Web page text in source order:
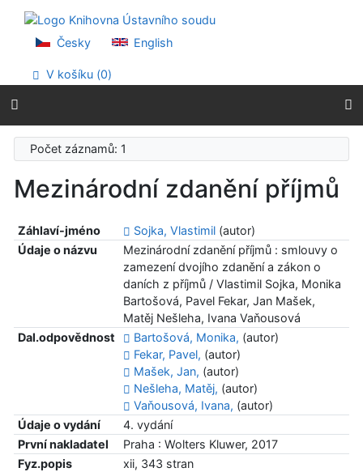
Přejít na menu
Prohlášení o webové přístupnosti
Česky English
V košíku (0)
Počet záznamů: 1
Mezinárodní zdanění příjmů
Záhlaví-jméno Sojka, Vlastimil(autor)
Údaje o názvu
Mezinárodní zdanění příjmů : smlouvy o
zamezení dvojího zdanění a zákon o
daních z příjmů / Vlastimil Sojka, Monika
Bartošová, Pavel Fekar, Jan Mašek,
Matěj Nešleha, Ivana Vaňousová
Dal.odpovědnost
Bartošová, Monika, (autor)
Fekar, Pavel, (autor)
Mašek, Jan, (autor)
Nešleha, Matěj, (autor)
Vaňousová, Ivana, (autor)
Údaje o vydání
4. vydání
První nakladatel
Praha : Wolters Kluwer, 2017
Fyz.popis
xii, 343 stran